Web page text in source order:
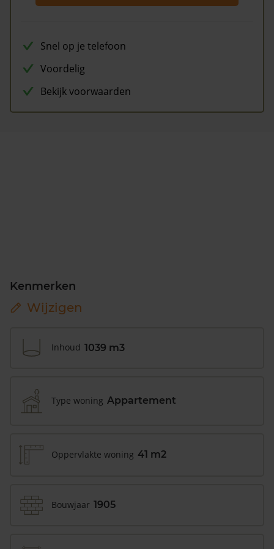
Snel op je telefoon
Voordelig
Bekijk voorwaarden
Kenmerken
Wijzigen
Inhoud 1039 m3
Type woning Appartement
Oppervlakte woning 41 m2
Bouwjaar 1905